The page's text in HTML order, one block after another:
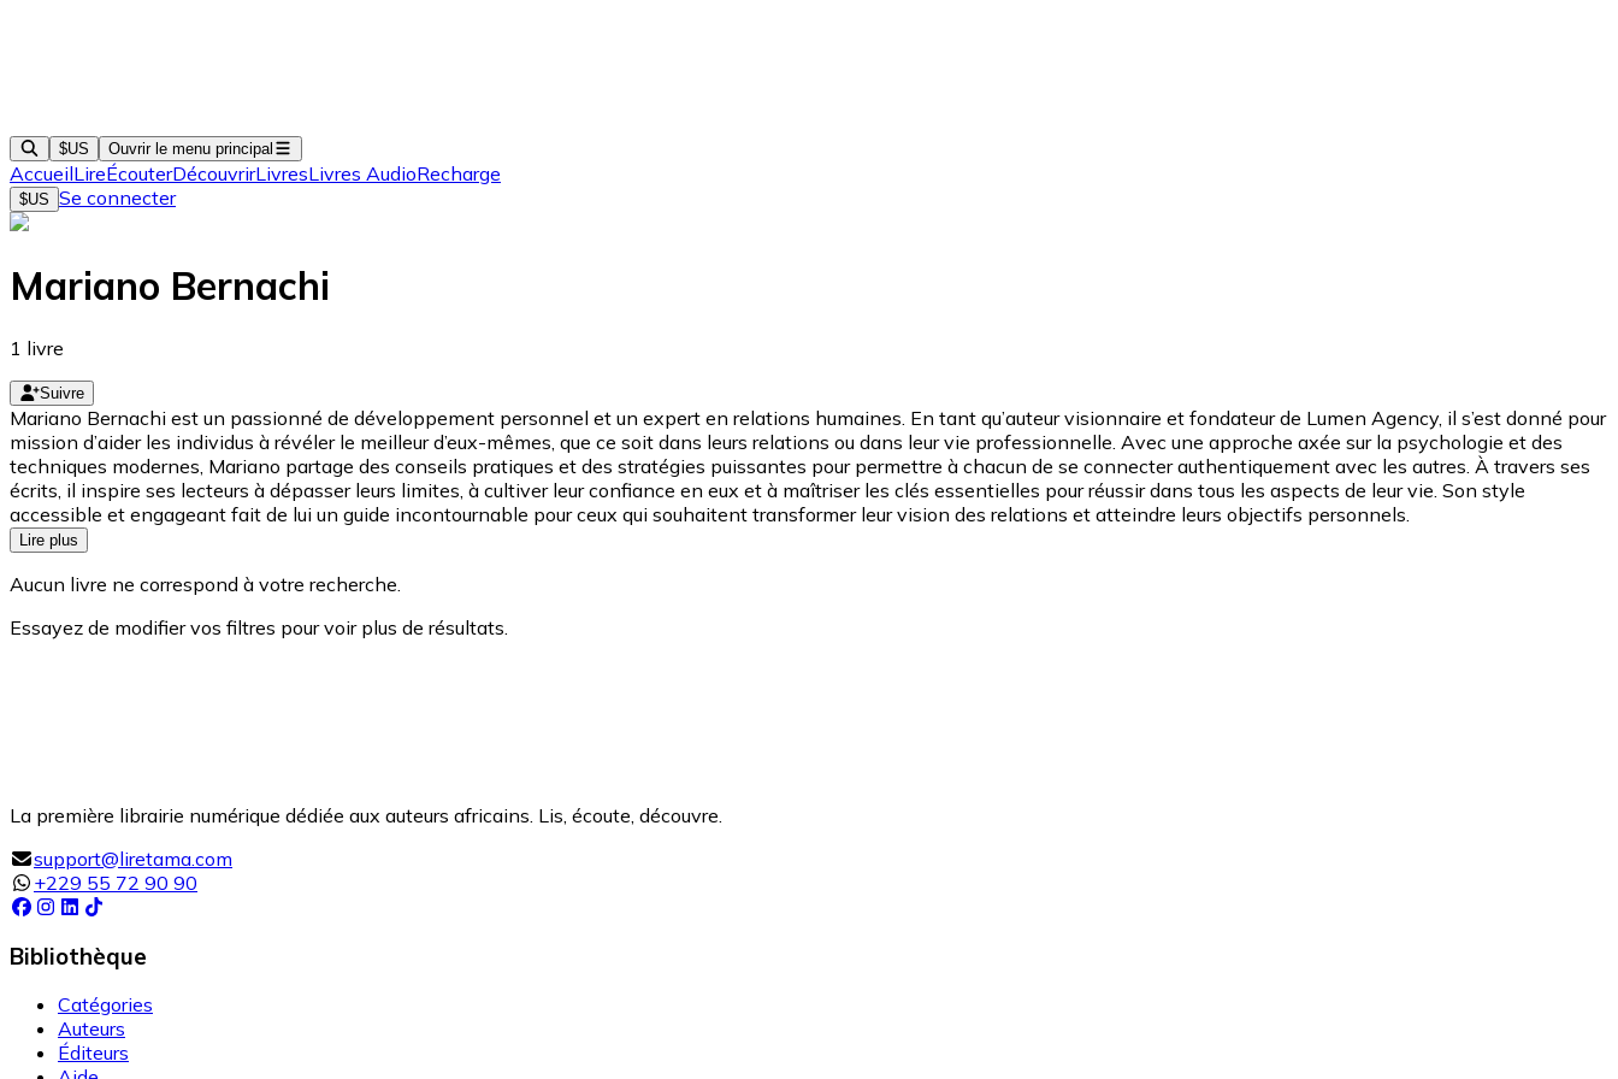
$US Ouvrir le menu principal
AccueilLireÉcouterDécouvrirLivresLivres AudioRecharge
$US Se connecter
Mariano Bernachi
1 livre
Suivre
Mariano Bernachi est un passionné de développement personnel et un expert en relations humaines. En tant qu’auteur visionnaire et fondateur de Lumen Agency, il s’est donné pour
mission d’aider les individus à révéler le meilleur d’eux-mêmes, que ce soit dans leurs relations ou dans leur vie professionnelle. Avec une approche axée sur la psychologie et des
techniques modernes, Mariano partage des conseils pratiques et des stratégies puissantes pour permettre à chacun de se connecter authentiquement avec les autres. À travers ses
écrits, il inspire ses lecteurs à dépasser leurs limites, à cultiver leur confiance en eux et à maîtriser les clés essentielles pour réussir dans tous les aspects de leur vie. Son style
accessible et engageant fait de lui un guide incontournable pour ceux qui souhaitent transformer leur vision des relations et atteindre leurs objectifs personnels.
Lire plus
Aucun livre ne correspond à votre recherche.
Essayez de modifier vos filtres pour voir plus de résultats.
La première librairie numérique dédiée aux auteurs africains. Lis, écoute, découvre.
support@liretama.com
+229 55 72 90 90
Bibliothèque
Catégories
Auteurs
Éditeurs